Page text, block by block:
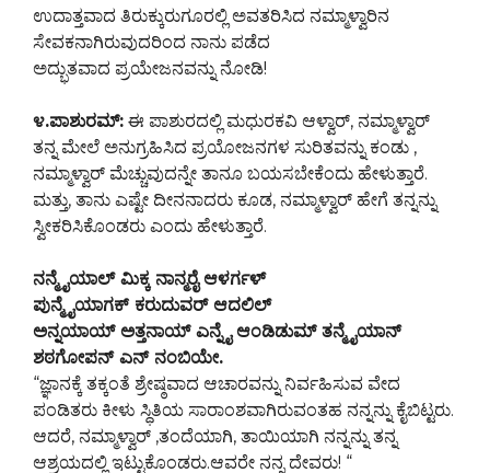
ಉದಾತ್ತವಾದ ತಿರುಕ್ಕುರುಗೂರಲ್ಲಿ ಅವತರಿಸಿದ ನಮ್ಮಾಳ್ವಾರಿನ
ಸೇವಕನಾಗಿರುವುದರಿಂದ ನಾನು ಪಡೆದ
ಅದ್ಭುತವಾದ ಪ್ರಯೇಜನವನ್ನು ನೋಡಿ!
೪.ಪಾಶುರಮ್: ಈ ಪಾಶುರದಲ್ಲಿ ಮಧುರಕವಿ ಆಳ್ವಾರ್, ನಮ್ಮಾಳ್ವಾರ್
ತನ್ನ ಮೇಲೆ ಅನುಗ್ರಹಿಸಿದ ಪ್ರಯೋಜನಗಳ ಸುರಿತವನ್ನು ಕಂಡು ,
ನಮ್ಮಾಳ್ವಾರ್ ಮೆಚ್ಚುವುದನ್ನೇ ತಾನೂ ಬಯಸಬೇಕೆಂದು ಹೇಳುತ್ತಾರೆ.
ಮತ್ತು, ತಾನು ಎಷ್ಟೇ ದೀನನಾದರು ಕೂಡ, ನಮ್ಮಾಳ್ವಾರ್ ಹೇಗೆ ತನ್ನನ್ನು
ಸ್ವೀಕರಿಸಿಕೊಂಡರು ಎಂದು ಹೇಳುತ್ತಾರೆ.
ನನ್ಮೈಯಾಲ್ ಮಿಕ್ಕ ನಾನ್ಮರೈ ಆಳರ್ಗಳ್
ಪುನ್ಮೈಯಾಗಕ್ ಕರುದುವರ್ ಆದಲಿಲ್
ಅನ್ನಯಾಯ್ ಅತ್ತನಾಯ್ ಎನ್ನೈ ಆಂಡಿಡುಮ್ ತನ್ಮೈಯಾನ್
ಶಠಗೋಪನ್ ಎನ್ ನಂಬಿಯೇ.
“ಜ್ಞಾನಕ್ಕೆ ತಕ್ಕಂತೆ ಶ್ರೇಷ್ಠವಾದ ಆಚಾರವನ್ನು ನಿರ್ವಹಿಸುವ ವೇದ
ಪಂಡಿತರು ಕೀಳು ಸ್ಧಿತಿಯ ಸಾರಾಂಶವಾಗಿರುವಂತಹ ನನ್ನನ್ನು ಕೈಬಿಟ್ಟರು.
ಆದರೆ, ನಮ್ಮಾಳ್ವಾರ್ ,ತಂದೆಯಾಗಿ, ತಾಯಿಯಾಗಿ ನನ್ನನ್ನು ತನ್ನ
ಆಶ್ರಯದಲ್ಲಿ ಇಟ್ಟುಕೊಂಡರು.ಆವರೇ ನನ್ನ ದೇವರು! “